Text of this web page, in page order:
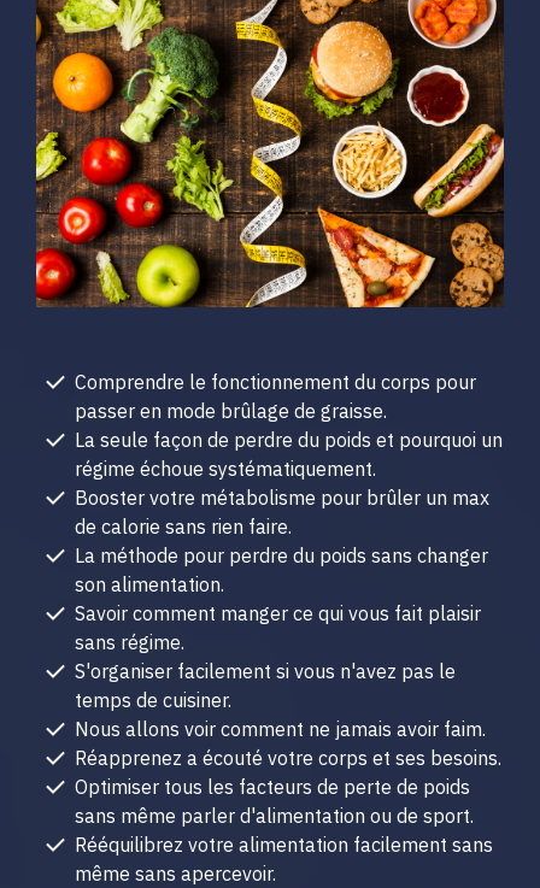
Comprendre le fonctionnement du corps pour
passer en mode brûlage de graisse.
La seule façon de perdre du poids et pourquoi un
régime échoue systématiquement.
Booster votre métabolisme pour brûler un max
de calorie sans rien faire.
La méthode pour perdre du poids sans changer
son alimentation.
Savoir comment manger ce qui vous fait plaisir
sans régime.
S'organiser facilement si vous n'avez pas le
temps de cuisiner.
Nous allons voir comment ne jamais avoir faim.
Réapprenez a écouté votre corps et ses besoins.
Optimiser tous les facteurs de perte de poids
sans même parler d'alimentation ou de sport.
Rééquilibrez votre alimentation facilement sans
même sans apercevoir.